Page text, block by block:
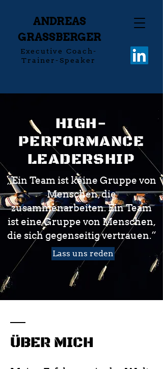
ANDREAS
GRASSBERGER
Executive Coach-
Trainer-Speaker
HIGH-
PERFORMANCE
LEADERSHIP
„Ein Team ist keine Gruppe von
Menschen, die
zusammenarbeiten. Ein Team
ist eine Gruppe von Menschen,
die sich gegenseitig vertrauen.“
Lass uns reden
ÜBER MICH